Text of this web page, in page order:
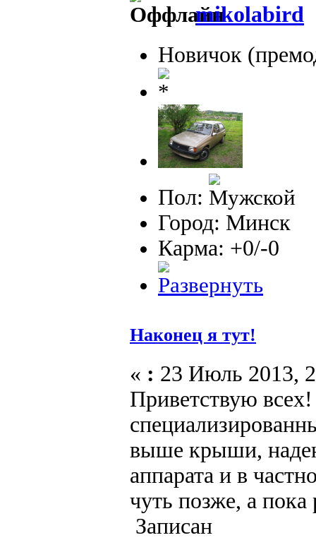
mikolabird
Новичок
Пол:
Город: Минск
Карма: +0/-0
Наконец я тут!
« : 23 Июль 2013,
Приветствую
выше крыши,
аппарата и в
чуть позже, а пока
Записан